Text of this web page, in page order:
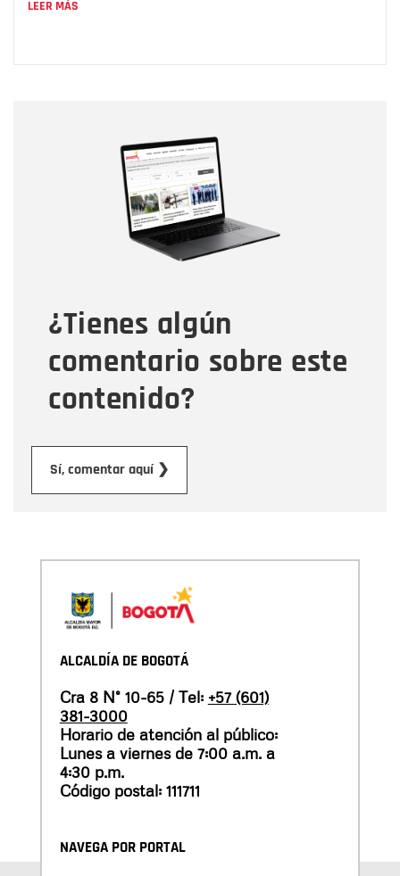
LEER MÁS
¿Tienes algún
comentario sobre este
contenido?
Sí, comentar aquí ❯
Correo electrónico
Tipo de comentario
Mensaje
ALCALDÍA DE BOGOTÁ
Cra 8 N° 10-65 / Tel: +57 (601)
381-3000
Horario de atención al público:
Lunes a viernes de 7:00 a.m. a
4:30 p.m.
Código postal: 111711
NAVEGA POR PORTAL